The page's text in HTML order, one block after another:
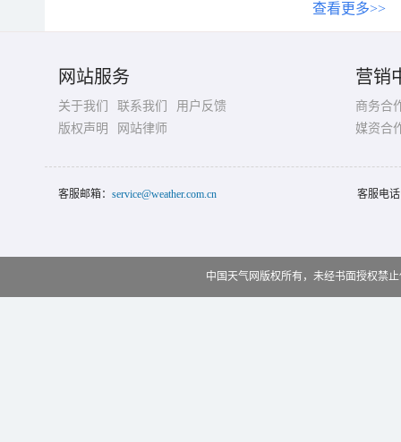
查看更多>>
网站服务
关于我们 联系我们
用户反馈
版权声明
网站律师
营销
商务合
媒资合
客服邮箱： service@weather.com.cn 客服电
中国天气网版权所有，未经书面授权